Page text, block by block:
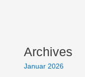
Archives
Januar 2026